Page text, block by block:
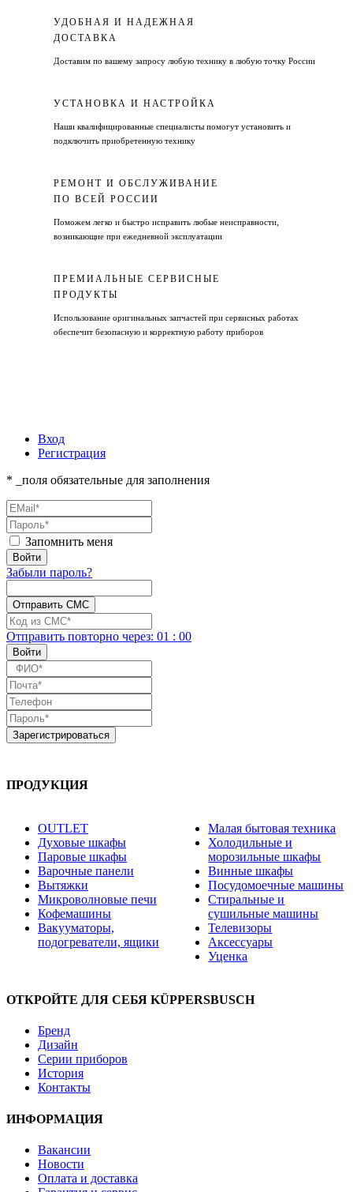
УДОБНАЯ И НАДЕЖНАЯ
ДОСТАВКА
Доставим по вашему запросу любую технику в любую точку России
УСТАНОВКА И НАСТРОЙКА
Наши квалифицированные специалисты помогут установить и
подключить приобретенную технику
РЕМОНТ И ОБСЛУЖИВАНИЕ
ПО ВСЕЙ РОССИИ
Поможем легко и быстро исправить любые неисправности,
возникающие при ежедневной эксплуатации
ПРЕМИАЛЬНЫЕ СЕРВИСНЫЕ
ПРОДУКТЫ
Использование оригинальных запчастей при сервисных работах
обеспечит безопасную и корректную работу приборов
Вход
Регистрация
* _поля обязательные для заполнения
Запомнить меня
Забыли пароль?
Отправить повторно через: 01 : 00
ПРОДУКЦИЯ
OUTLET
Духовые шкафы
Паровые шкафы
Варочные панели
Вытяжки
Микроволновые печи
Кофемашины
Вакууматоры,
подогреватели, ящики
Малая бытовая техника
Холодильные и
морозильные шкафы
Винные шкафы
Посудомоечные машины
Стиральные и
сушильные машины
Телевизоры
Аксессуары
Уценка
ОТКРОЙТЕ ДЛЯ СЕБЯ KÜPPERSBUSCH
Бренд
Дизайн
Серии приборов
История
Контакты
ИНФОРМАЦИЯ
Вакансии
Новости
Оплата и доставка